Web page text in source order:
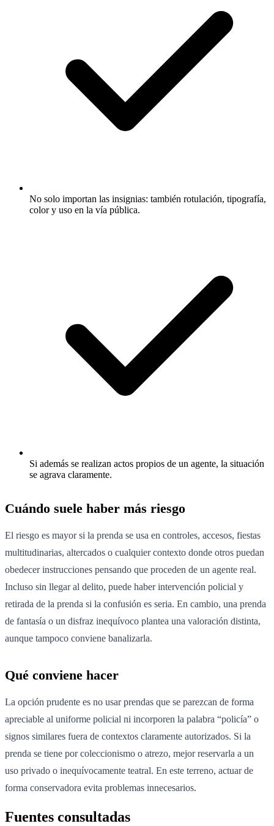
No solo importan las insignias: también rotulación, tipografía,
color y uso en la vía pública.
Si además se realizan actos propios de un agente, la situación
se agrava claramente.
Cuándo suele haber más riesgo
El riesgo es mayor si la prenda se usa en controles, accesos, fiestas
multitudinarias, altercados o cualquier contexto donde otros puedan
obedecer instrucciones pensando que proceden de un agente real.
Incluso sin llegar al delito, puede haber intervención policial y
retirada de la prenda si la confusión es seria. En cambio, una prenda
de fantasía o un disfraz inequívoco plantea una valoración distinta,
aunque tampoco conviene banalizarla.
Qué conviene hacer
La opción prudente es no usar prendas que se parezcan de forma
apreciable al uniforme policial ni incorporen la palabra “policía” o
signos similares fuera de contextos claramente autorizados. Si la
prenda se tiene por coleccionismo o atrezo, mejor reservarla a un
uso privado o inequívocamente teatral. En este terreno, actuar de
forma conservadora evita problemas innecesarios.
Fuentes consultadas